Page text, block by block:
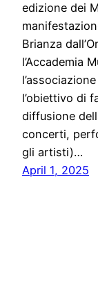
edizione dei
Brianza
l’Accademia
l’obiettivo di
diffusione
concerti,
gli artisti)…
April 1, 2025